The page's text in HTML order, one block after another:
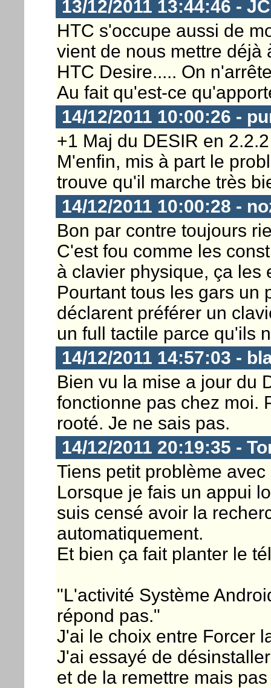
13/12/2011 13:44:46 -
HTC s'occupe aussi de
vient de nous mettre déjà
HTC Desire..... On
Au fait qu'est-ce
14/12/2011 10:00:26 -
+1 Maj du DESIR en
M'enfin, mis à part le
trouve qu'il marche très
14/12/2011 10:00:28 -
Bon par contre toujours
C'est fou comme les
à clavier physique, ça les
Pourtant tous les gars un
déclarent préférer un
un full tactile parce qu'ils
14/12/2011 14:57:03 -
Bien vu la mise a jour du
fonctionne pas chez moi.
rooté. Je ne sais pas.
14/12/2011 20:19:35 -
Tiens petit problème avec
Lorsque je fais un appui
suis censé avoir la
automatiquement.
Et bien ça fait planter le
"L'activité Système
répond pas."
J'ai le choix entre Forcer
J'ai essayé de
et de la remettre mais